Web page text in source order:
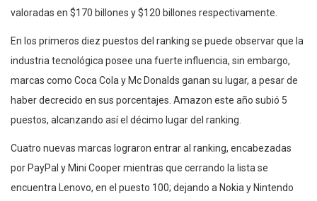
valoradas en $170 billones y $120 billones respectivamente.
En los primeros diez puestos del ranking se puede observar que la
industria tecnológica posee una fuerte influencia, sin embargo,
marcas como Coca Cola y Mc Donalds ganan su lugar, a pesar de
haber decrecido en sus porcentajes. Amazon este año subió 5
puestos, alcanzando así el décimo lugar del ranking.
Cuatro nuevas marcas lograron entrar al ranking, encabezadas
por PayPal y Mini Cooper mientras que cerrando la lista se
encuentra Lenovo, en el puesto 100; dejando a Nokia y Nintendo